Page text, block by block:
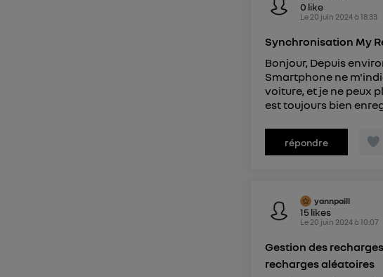
0 like
Le 20 juin 2024à18:33
Synchronisation My
Bonjour, Depuis
Smartphone ne
voiture, et je ne peux
est toujours bien
répondre
yannpaill
15 likes
Le 20 juin 2024à10:07
Gestion des
recharges aléatoires